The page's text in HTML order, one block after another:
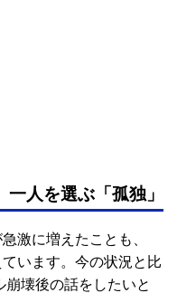
人を選ぶ「孤独」
激に増えたことも、
います。今の状況と比
壊後の話をしたいと